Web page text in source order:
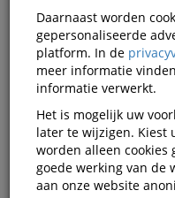
Peltor
Peltor
Daarnaast worden
gepersonaliseerde
platform. In de
meer informatie
informatie verwerkt.
Het is mogelijk uw
later te wijzigen. Kiest
worden alleen cookies
goede werking van de
aan onze website